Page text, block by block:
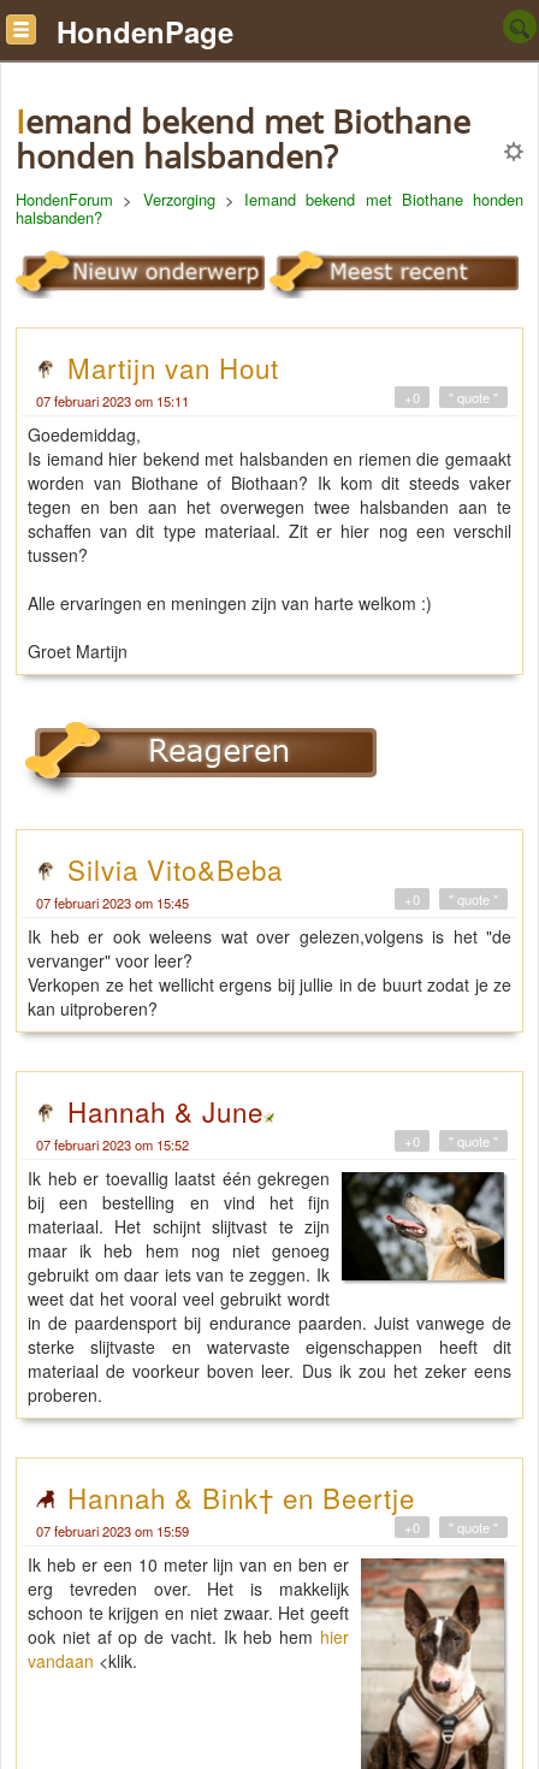
HondenPage
Iemand bekend met Biothane
honden halsbanden?
HondenForum > Verzorging> Iemand bekend met Biothane honden
halsbanden?
Martijn van Hout
07 februari 2023 om 15:11 " quote "
+0
Goedemiddag,
Is iemand hier bekend met halsbanden en riemen die gemaakt
worden van Biothane of Biothaan? Ik kom dit steeds vaker
tegen en ben aan het overwegen twee halsbanden aan te
schaffen van dit type materiaal. Zit er hier nog een verschil
tussen?
Alle ervaringen en meningen zijn van harte welkom :)
Groet Martijn
Silvia Vito&Beba
07 februari 2023 om 15:45 " quote "
+0
Ik heb er ook weleens wat over gelezen,volgens is het "de
vervanger" voor leer?
Verkopen ze het wellicht ergens bij jullie in de buurt zodat je ze
kan uitproberen?
Hannah & June
07 februari 2023 om 15:52 " quote "
+0
Ik heb er toevallig laatst één gekregen
bij een bestelling en vind het fijn
materiaal. Het schijnt slijtvast te zijn
maar ik heb hem nog niet genoeg
gebruikt om daar iets van te zeggen. Ik
weet dat het vooral veel gebruikt wordt
in de paardensport bij endurance paarden. Juist vanwege de
sterke slijtvaste en watervaste eigenschappen heeft dit
materiaal de voorkeur boven leer. Dus ik zou het zeker eens
proberen.
Hannah & Bink† en Beertje
07 februari 2023 om 15:59 " quote "
+0
Ik heb er een 10 meter lijn van en ben er
erg tevreden over. Het is makkelijk
schoon te krijgen en niet zwaar. Het geeft
ook niet af op de vacht. Ik heb hem hier
vandaan <klik.